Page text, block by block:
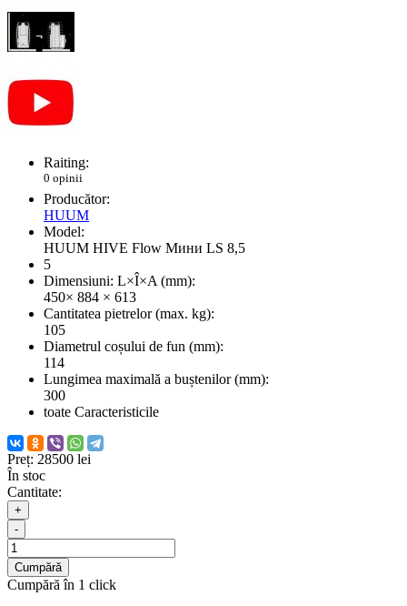
Raiting:
0 opinii
Producător:
HUUM
Model:
HUUM HIVE Flow Мини LS 8,5
5
Dimensiuni: L×Î×A (mm):
450× 884 × 613
Cantitatea pietrelor (max. kg):
105
Diametrul coșului de fun (mm):
114
Lungimea maximală a buștenilor (mm):
300
toate Caracteristicile
Preț: 28500 lei
În stoc
Cantitate:
+
-
Cumpără
Cumpără în 1 click